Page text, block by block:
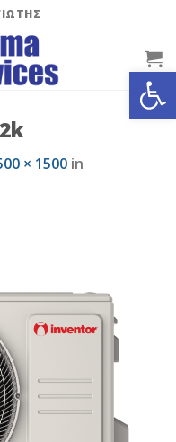
× 1500 in